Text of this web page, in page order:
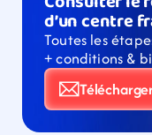
d’un centre
Toutes les
+ conditions &